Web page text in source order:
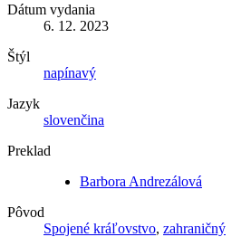
Dátum vydania
6. 12. 2023
Štýl
napínavý
Jazyk
slovenčina
Preklad
Barbora Andrezálová
Pôvod
Spojené kráľovstvo, zahraničný